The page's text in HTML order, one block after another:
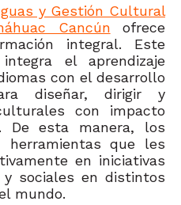
y Gestión Cultural
Cancún ofrece
integral. Este
el aprendizaje
con el desarrollo
diseñar, dirigir y
con impacto
De esta manera, los
herramientas que les
en iniciativas
sociales en distintos
mundo.